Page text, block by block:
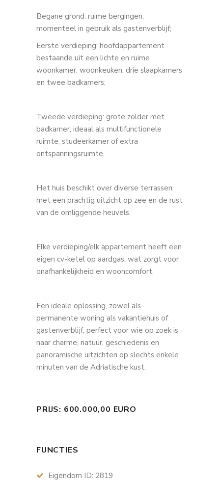
Begane grond: ruime bergingen,
momenteel in gebruik als gastenverblijf;
Eerste verdieping: hoofdappartement
bestaande uit een lichte en ruime
woonkamer, woonkeuken, drie slaapkamers
en twee badkamers;
Tweede verdieping: grote zolder met
badkamer, ideaal als multifunctionele
ruimte, studeerkamer of extra
ontspanningsruimte.
Het huis beschikt over diverse terrassen
met een prachtig uitzicht op zee en de rust
van de omliggende heuvels.
Elke verdieping/elk appartement heeft een
eigen cv-ketel op aardgas, wat zorgt voor
onafhankelijkheid en wooncomfort.
Een ideale oplossing, zowel als
permanente woning als vakantiehuis of
gastenverblijf, perfect voor wie op zoek is
naar charme, natuur, geschiedenis en
panoramische uitzichten op slechts enkele
minuten van de Adriatische kust.
PRIJS: 600.000,00 EURO
FUNCTIES
Eigendom ID: 2819